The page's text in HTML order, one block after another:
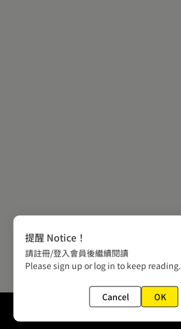
提醒 Notice！
請註冊/登入會員後繼續閱讀
Please sign up or log in to keep reading.
Cancel OK